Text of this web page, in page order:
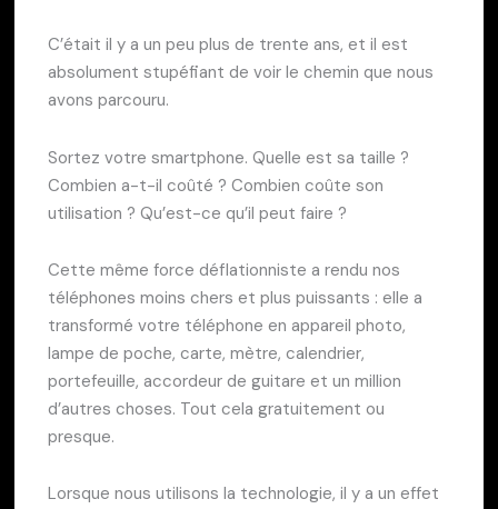
C’était il y a un peu plus de trente ans, et il est
absolument stupéfiant de voir le chemin que nous
avons parcouru.
Sortez votre smartphone. Quelle est sa taille ?
Combien a-t-il coûté ? Combien coûte son
utilisation ? Qu’est-ce qu’il peut faire ?
Cette même force déflationniste a rendu nos
téléphones moins chers et plus puissants : elle a
transformé votre téléphone en appareil photo,
lampe de poche, carte, mètre, calendrier,
portefeuille, accordeur de guitare et un million
d’autres choses. Tout cela gratuitement ou
presque.
Lorsque nous utilisons la technologie, il y a un effet